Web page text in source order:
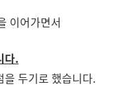
이어가면서
다.
두기로 했습니다.